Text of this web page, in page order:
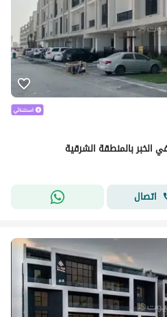
اتصال